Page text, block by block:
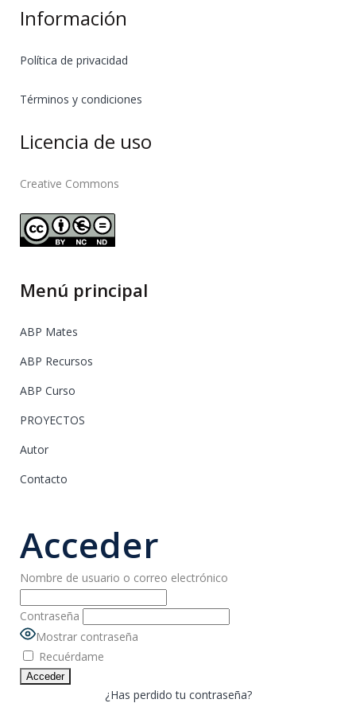
Información
Política de privacidad
Términos y condiciones
Licencia de uso
Creative Commons
Menú principal
ABP Mates
ABP Recursos
ABP Curso
PROYECTOS
Autor
Contacto
Acceder
Nombre de usuario o correo electrónico
Contraseña
Mostrar contraseña
Recuérdame
¿Has perdido tu contraseña?